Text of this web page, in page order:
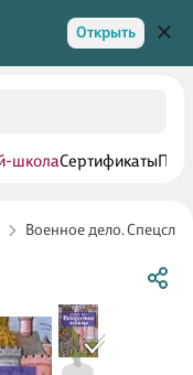
Открыть
школаСертификаты
Военное дело.